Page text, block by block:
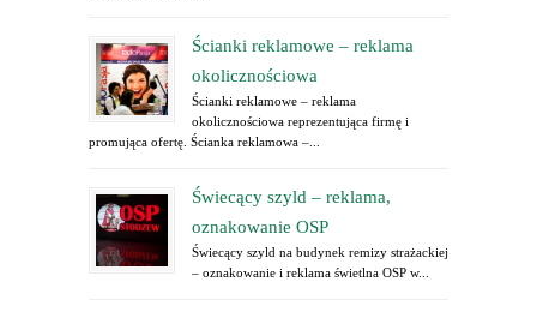
Ścianki reklamowe – reklama
okolicznościowa
Ścianki reklamowe – reklama
okolicznościowa reprezentująca firmę i
promująca ofertę. Ścianka reklamowa –...
Świecący szyld – reklama,
oznakowanie OSP
Świecący szyld na budynek remizy strażackiej
– oznakowanie i reklama świetlna OSP w...